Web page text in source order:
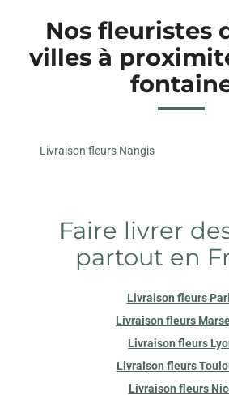
Nos fleuristes
villes à
Livraison fleurs Nangis
Faire livrer
partout en
Livraison fleurs
Livraison fleurs
Livraison fleurs
Livraison fleurs
Livraison fleurs